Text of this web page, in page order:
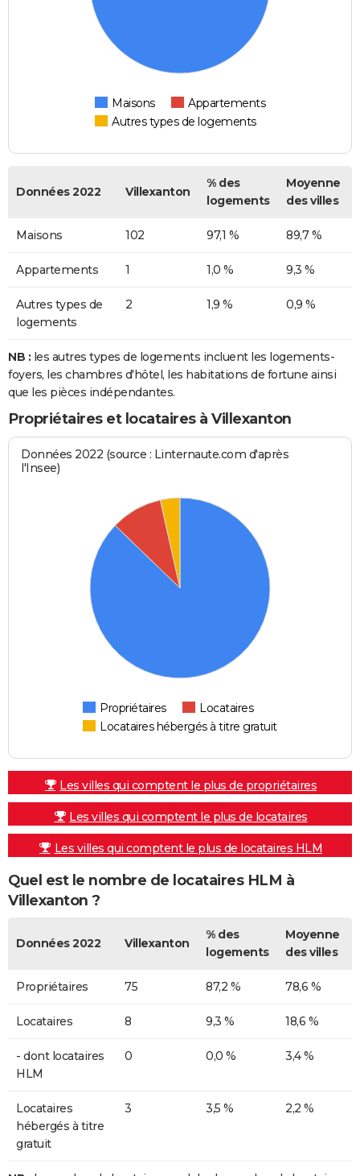
Maisons
Appartements
Autres types de logements
Données 2022 Villexanton
% des
logements
Moyenne
des villes
Maisons 102 97,1 % 89,7 %
Appartements 1 1,0 % 9,3 %
Autres types de
logements
2 1,9 % 0,9 %
NB : les autres types de logements incluent les logements-
foyers, les chambres d'hôtel, les habitations de fortune ainsi
que les pièces indépendantes.
Propriétaires et locataires à Villexanton
Données 2022 (source : Linternaute.com d'après
l'Insee)
Propriétaires
Locataires
Locataires hébergés à titre gratuit
Les villes qui comptent le plus de propriétaires
Les villes qui comptent le plus de locataires
Les villes qui comptent le plus de locataires HLM
Quel est le nombre de locataires HLM à
Villexanton ?
Données 2022 Villexanton
% des
logements
Moyenne
des villes
Propriétaires 75 87,2 % 78,6 %
Locataires 8 9,3 % 18,6 %
- dont locataires
HLM
0 0,0 % 3,4 %
Locataires
hébergés à titre
gratuit
3 3,5 % 2,2 %